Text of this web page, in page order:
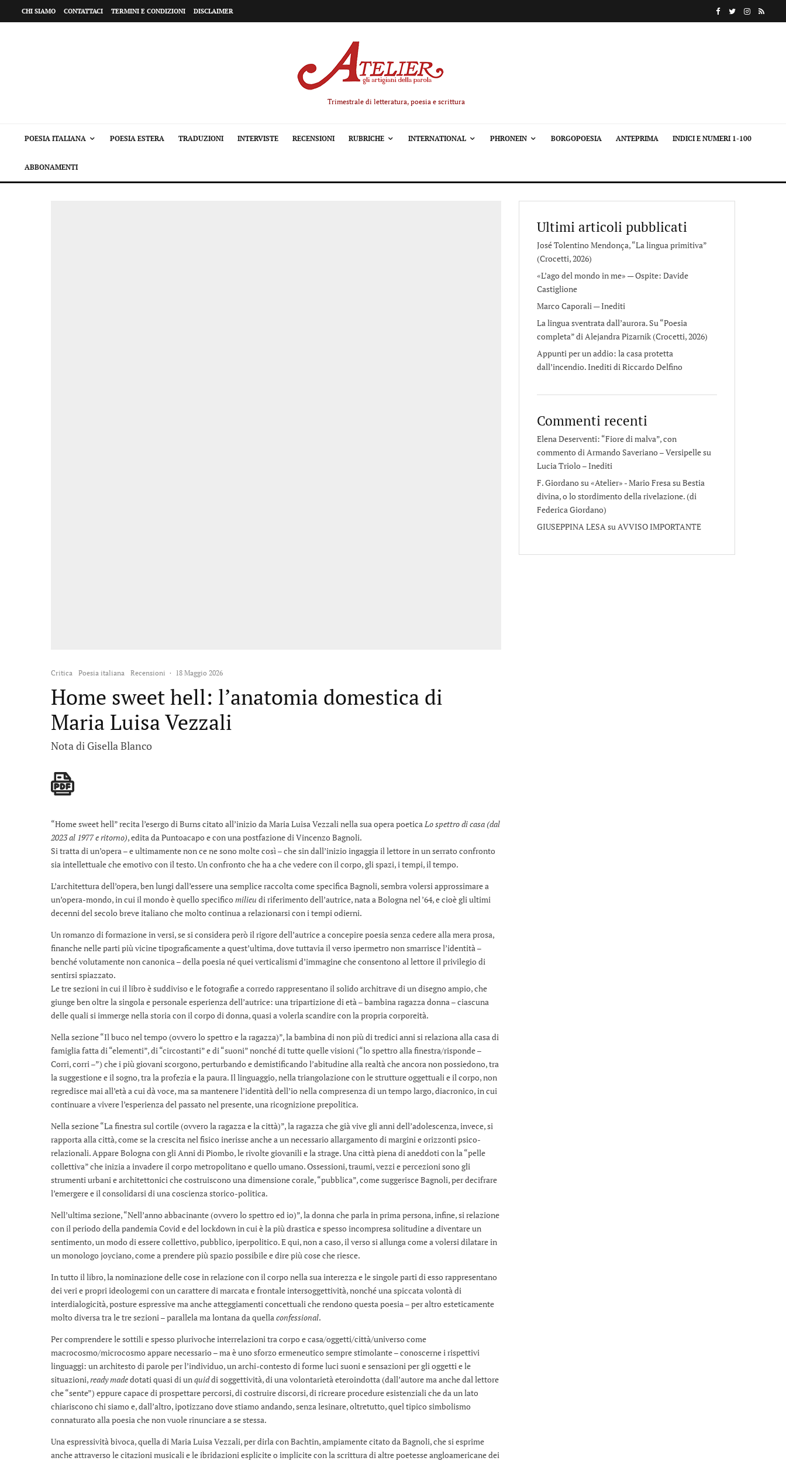
CHI SIAMO CONTATTACI TERMINI E CONDIZIONI DISCLAIMER
Trimestrale di letteratura, poesia e scrittura
POESIA ITALIANA POESIA ESTERA TRADUZIONI INTERVISTE RECENSIONI RUBRICHE INTERNATIONAL PHRONEIN BORGOPOESIA ANTEPRIMA INDICI E NUMERI 1-100
ABBONAMENTI
Critica Poesia italiana Recensioni · 18 Maggio 2026
Home sweet hell: l’anatomia domestica di
Maria Luisa Vezzali
Nota di Gisella Blanco
“Home sweet hell” recita l’esergo di Burns citato all’inizio da Maria Luisa Vezzali nella sua opera poeticaLo spettro di casa (dal
2023 al 1977 e ritorno), edita da Puntoacapo e con una postfazione di Vincenzo Bagnoli.
Si tratta di un’opera – e ultimamente non ce ne sono molte così – che sin dall’inizio ingaggia il lettore in un serrato confronto
sia intellettuale che emotivo con il testo. Un confronto che ha a che vedere con il corpo, gli spazi, i tempi, il tempo.
L’architettura dell’opera, ben lungi dall’essere una semplice raccolta come specifica Bagnoli, sembra volersi approssimare a
un’opera-mondo, in cui il mondo è quello specificomilieu di riferimento dell’autrice, nata a Bologna nel ’64, e cioè gli ultimi
decenni del secolo breve italiano che molto continua a relazionarsi con i tempi odierni.
Un romanzo di formazione in versi, se si considera però il rigore dell’autrice a concepire poesia senza cedere alla mera prosa,
finanche nelle parti più vicine tipograficamente a quest’ultima, dove tuttavia il verso ipermetro non smarrisce l’identità –
benché volutamente non canonica – della poesia né quei verticalismi d’immagine che consentono al lettore il privilegio di
sentirsi spiazzato.
Le tre sezioni in cui il libro è suddiviso e le fotografie a corredo rappresentano il solido architrave di un disegno ampio, che
giunge ben oltre la singola e personale esperienza dell’autrice: una tripartizione di età – bambina ragazza donna – ciascuna
delle quali si immerge nella storia con il corpo di donna, quasi a volerla scandire con la propria corporeità.
Nella sezione “Il buco nel tempo (ovvero lo spettro e la ragazza)”, la bambina di non più di tredici anni si relaziona alla casa di
famiglia fatta di “elementi”, di “circostanti” e di “suoni” nonché di tutte quelle visioni (“lo spettro alla finestra/risponde –
Corri, corri –”) che i più giovani scorgono, perturbando e demistificando l’abitudine alla realtà che ancora non possiedono, tra
la suggestione e il sogno, tra la profezia e la paura. Il linguaggio, nella triangolazione con le strutture oggettuali e il corpo, non
regredisce mai all’età a cui dà voce, ma sa mantenere l’identità dell’io nella compresenza di un tempo largo, diacronico, in cui
continuare a vivere l’esperienza del passato nel presente, una ricognizione prepolitica.
Nella sezione “La finestra sul cortile (ovvero la ragazza e la città)”, la ragazza che già vive gli anni dell’adolescenza, invece, si
rapporta alla città, come se la crescita nel fisico inerisse anche a un necessario allargamento di margini e orizzonti psico-
relazionali. Appare Bologna con gli Anni di Piombo, le rivolte giovanili e la strage. Una città piena di aneddoti con la “pelle
collettiva” che inizia a invadere il corpo metropolitano e quello umano. Ossessioni, traumi, vezzi e percezioni sono gli
strumenti urbani e architettonici che costruiscono una dimensione corale, “pubblica”, come suggerisce Bagnoli, per decifrare
l’emergere e il consolidarsi di una coscienza storico-politica.
Nell’ultima sezione, “Nell’anno abbacinante (ovvero lo spettro ed io)”, la donna che parla in prima persona, infine, si relazione
con il periodo della pandemia Covid e del lockdown in cui è la più drastica e spesso incompresa solitudine a diventare un
sentimento, un modo di essere collettivo, pubblico, iperpolitico. E qui, non a caso, il verso si allunga come a volersi dilatare in
un monologo joyciano, come a prendere più spazio possibile e dire più cose che riesce.
In tutto il libro, la nominazione delle cose in relazione con il corpo nella sua interezza e le singole parti di esso rappresentano
dei veri e propri ideologemi con un carattere di marcata e frontale intersoggettività, nonché una spiccata volontà di
interdialogicità, posture espressive ma anche atteggiamenti concettuali che rendono questa poesia – per altro esteticamente
molto diversa tra le tre sezioni – parallela ma lontana da quellaconfessional.
Per comprendere le sottili e spesso plurivoche interrelazioni tra corpo e casa/oggetti/città/universo come
macrocosmo/microcosmo appare necessario – ma è uno sforzo ermeneutico sempre stimolante – conoscerne i rispettivi
linguaggi: un architesto di parole per l’individuo, un archi-contesto di forme luci suoni e sensazioni per gli oggetti e le
situazioni,ready madedotati quasi di unquiddi soggettività, di una volontarietà eteroindotta (dall’autore ma anche dal lettore
che “sente”) eppure capace di prospettare percorsi, di costruire discorsi, di ricreare procedure esistenziali che da un lato
chiariscono chi siamo e, dall’altro, ipotizzano dove stiamo andando, senza lesinare, oltretutto, quel tipico simbolismo
connaturato alla poesia che non vuole rinunciare a se stessa.
Una espressività bivoca, quella di Maria Luisa Vezzali, per dirla con Bachtin, ampiamente citato da Bagnoli, che si esprime
anche attraverso le citazioni musicali e le ibridazioni esplicite o implicite con la scrittura di altre poetesse angloamericane dei
Ultimi articoli pubblicati
José Tolentino Mendonça, “La lingua primitiva”
(Crocetti, 2026)
«L’ago del mondo in me» — Ospite: Davide
Castiglione
Marco Caporali — Inediti
La lingua sventrata dall’aurora. Su “Poesia
completa” di Alejandra Pizarnik (Crocetti, 2026)
Appunti per un addio: la casa protetta
dall’incendio. Inediti di Riccardo Delfino
Commenti recenti
Elena Deserventi: “Fiore di malva”, con
commento di Armando Saveriano – Versipellesu
Lucia Triolo – Inediti
F. Giordano su «Atelier» - Mario FresasuBestia
divina, o lo stordimento della rivelazione. (di
Federica Giordano)
GIUSEPPINA LESAsuAVVISO IMPORTANTE